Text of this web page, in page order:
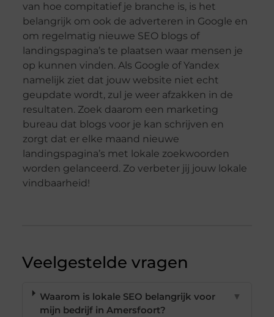
van hoe compitatief je branche is, is het
belangrijk om ook de adverteren in Google en
om regelmatig nieuwe SEO blogs of
landingspagina’s te plaatsen waar mensen je
op kunnen vinden. Als Google of Yandex
namelijk ziet dat jouw website niet echt
geupdate wordt, zul je weer afzakken in de
resultaten. Zoek daarom een marketing
bureau dat blogs voor je kan schrijven en
zorgt dat er elke maand nieuwe
landingspagina’s met lokale zoekwoorden
worden gelanceerd. Zo verbeter jij jouw lokale
vindbaarheid!
Veelgestelde vragen
Waarom is lokale SEO belangrijk voor
mijn bedrijf in Amersfoort?
▼